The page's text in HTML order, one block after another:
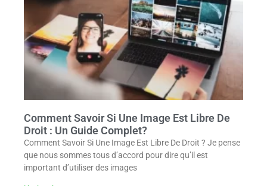
Comment Savoir Si Une Image Est Libre De
Droit : Un Guide Complet?
Comment Savoir Si Une Image Est Libre De Droit ? Je pense
que nous sommes tous d’accord pour dire qu’il est
important d’utiliser des images